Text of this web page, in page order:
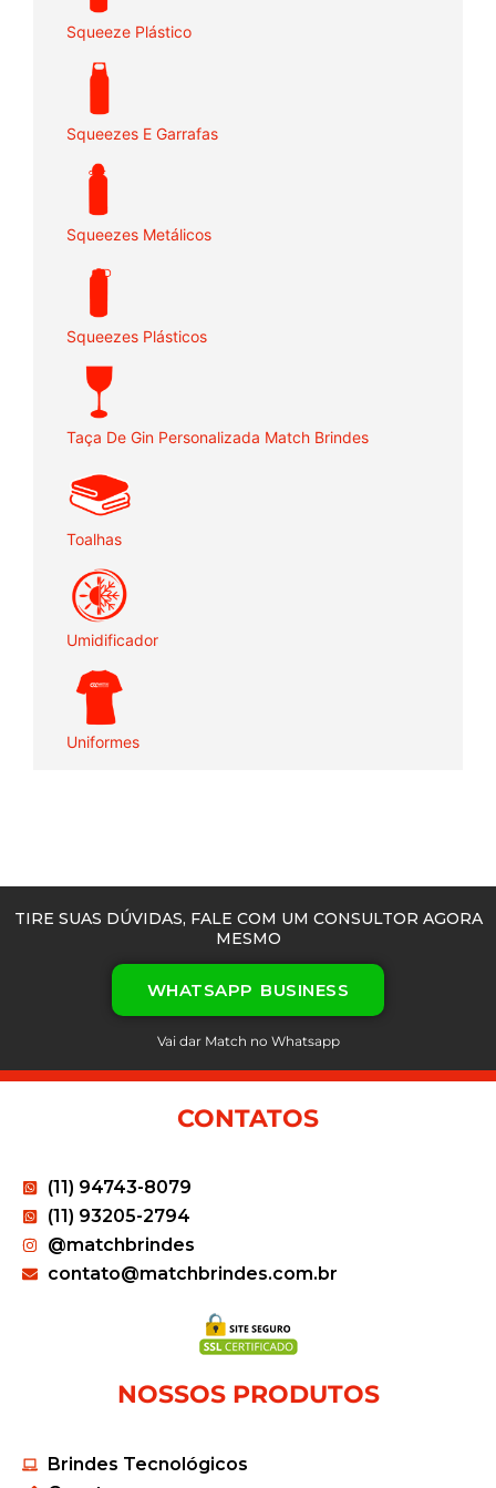
Squeeze Plástico
Squeezes E Garrafas
Squeezes Metálicos
Squeezes Plásticos
Taça De Gin Personalizada Match Brindes
Toalhas
Umidificador
Uniformes
TIRE SUAS DÚVIDAS, FALE COM UM CONSULTOR AGORA
MESMO
WHATSAPP BUSINESS
Vai dar Match no Whatsapp
CONTATOS
(11) 94743-8079
(11) 93205-2794
@matchbrindes
contato@matchbrindes.com.br
NOSSOS PRODUTOS
Brindes Tecnológicos